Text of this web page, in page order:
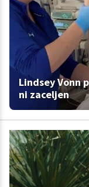
Lindsey Vonn
ni zaceljen